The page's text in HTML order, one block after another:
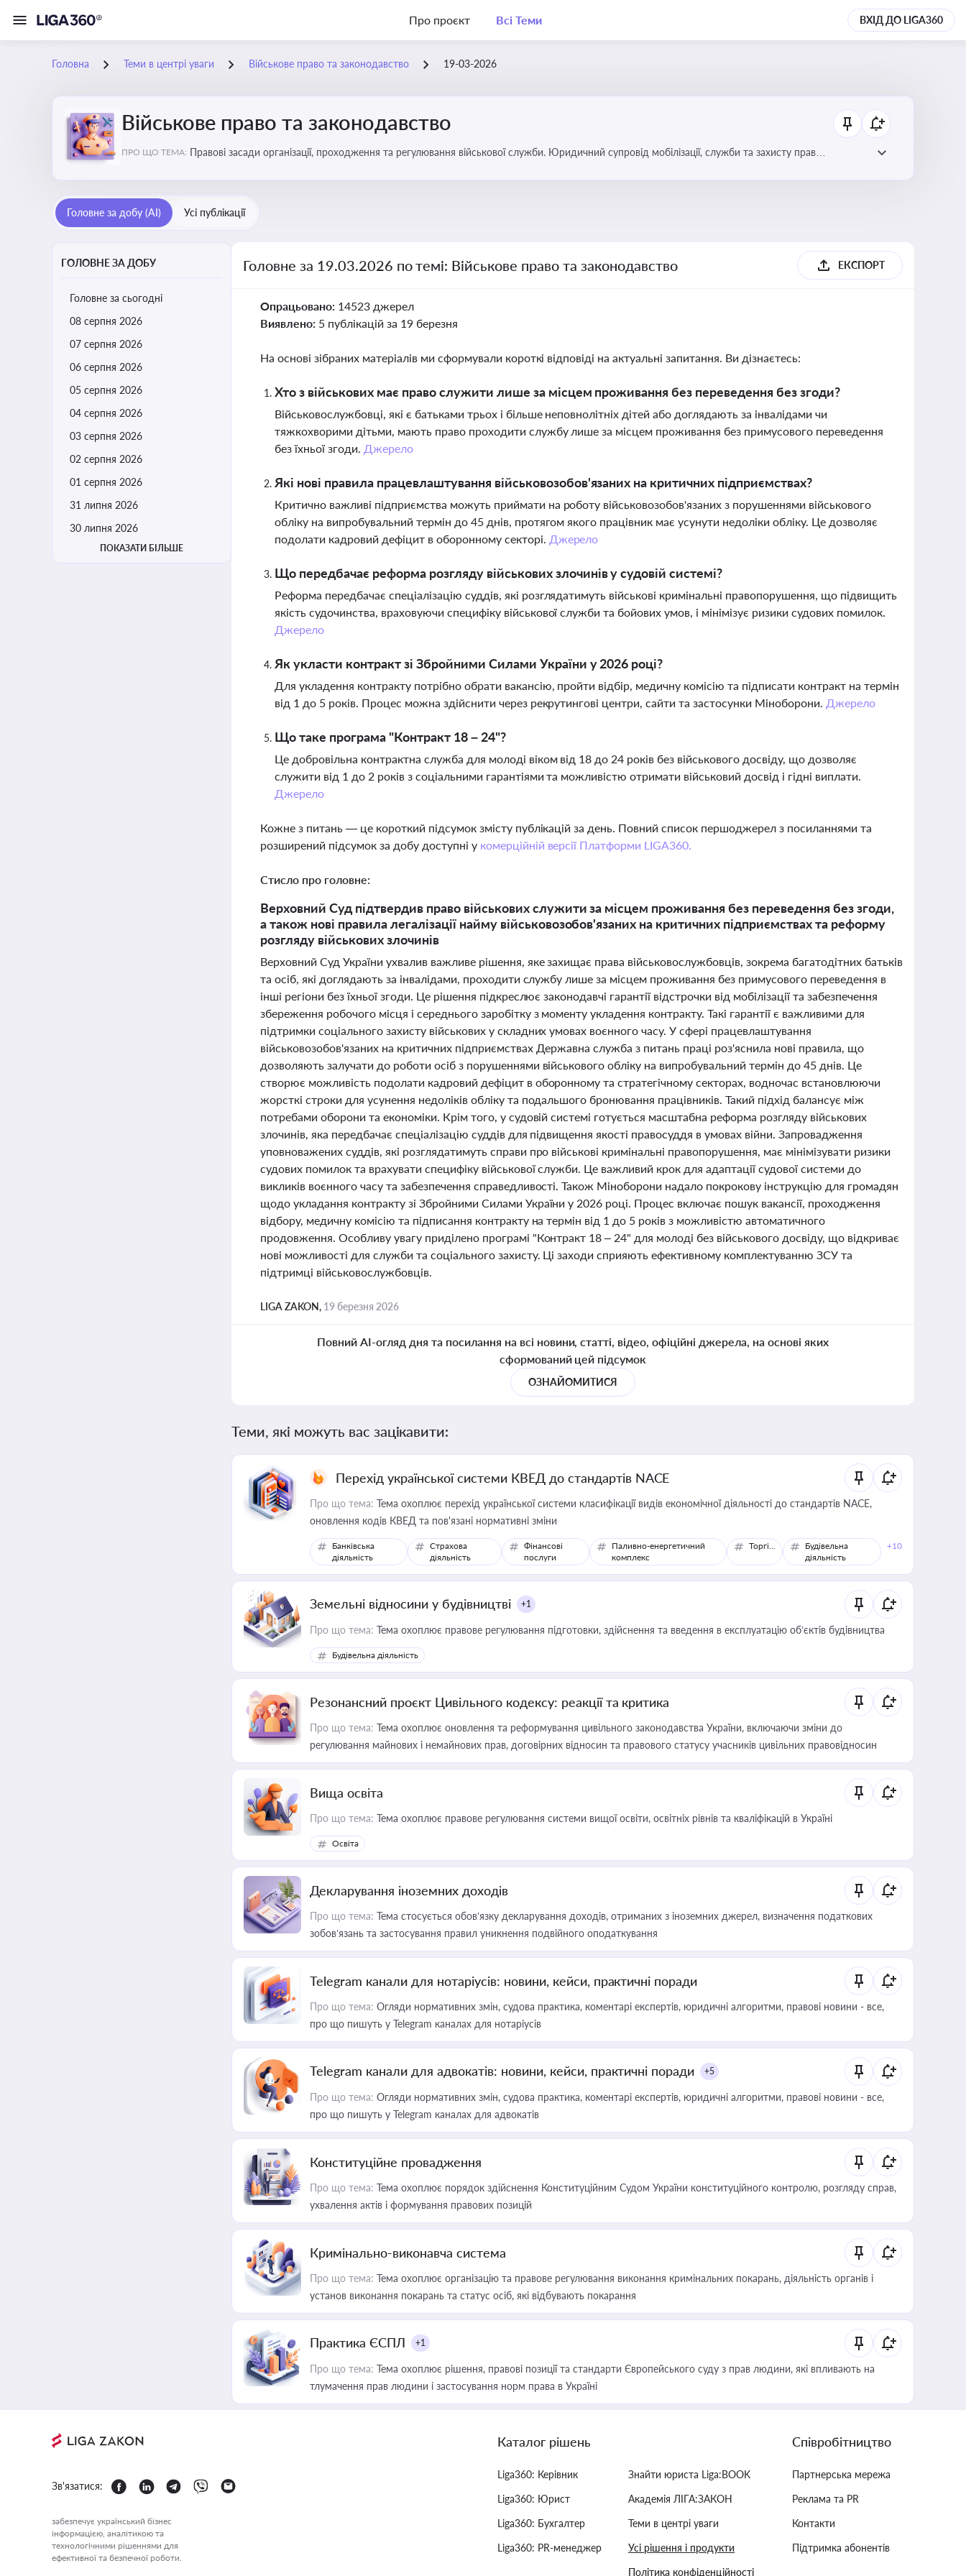
Про проєкт Всі Теми ВХІД ДО LIGA360
Головна Теми в центрі уваги Військове право та законодавство 19-03-2026
Військове право та законодавство
ПРО ЩО ТЕМА: Правові засади організації, проходження та регулювання військової служби. Юридичний супровід мобілізації, служби та захисту прав
Головне за добу (AI) Усі публікації
ГОЛОВНЕ ЗА ДОБУ
Головне за сьогодні
08 серпня 2026
07 серпня 2026
06 серпня 2026
05 серпня 2026
04 серпня 2026
03 серпня 2026
02 серпня 2026
01 серпня 2026
31 липня 2026
30 липня 2026
ПОКАЗАТИ БІЛЬШЕ
Головне за 19.03.2026 по темі: Військове право та законодавство ЕКСПОРТ
Опрацьовано: 14523 джерел
Виявлено: 5 публікацій за 19 березня
На основі зібраних матеріалів ми сформували короткі відповіді на актуальні запитання. Ви дізнаєтесь:
Хто з військових має право служити лише за місцем проживання без переведення без згоди?
Військовослужбовці, які є батьками трьох і більше неповнолітніх дітей або доглядають за інвалідами чи
тяжкохворими дітьми, мають право проходити службу лише за місцем проживання без примусового переведення
без їхньої згоди. Джерело
Які нові правила працевлаштування військовозобов'язаних на критичних підприємствах?
Критично важливі підприємства можуть приймати на роботу військовозобов'язаних з порушеннями військового
обліку на випробувальний термін до 45 днів, протягом якого працівник має усунути недоліки обліку. Це дозволяє
подолати кадровий дефіцит в оборонному секторі. Джерело
Що передбачає реформа розгляду військових злочинів у судовій системі?
Реформа передбачає спеціалізацію суддів, які розглядатимуть військові кримінальні правопорушення, що підвищить
якість судочинства, враховуючи специфіку військової служби та бойових умов, і мінімізує ризики судових помилок.
Джерело
Як укласти контракт зі Збройними Силами України у 2026 році?
Для укладення контракту потрібно обрати вакансію, пройти відбір, медичну комісію та підписати контракт на термін
від 1 до 5 років. Процес можна здійснити через рекрутингові центри, сайти та застосунки Міноборони. Джерело
Що таке програма "Контракт 18 – 24"?
Це добровільна контрактна служба для молоді віком від 18 до 24 років без військового досвіду, що дозволяє
служити від 1 до 2 років з соціальними гарантіями та можливістю отримати військовий досвід і гідні виплати.
Джерело
Кожне з питань — це короткий підсумок змісту публікацій за день. Повний список першоджерел з посиланнями та
розширений підсумок за добу доступні у комерційній версії Платформи LIGA360.
Стисло про головне:
Верховний Суд підтвердив право військових служити за місцем проживання без переведення без згоди,
а також нові правила легалізації найму військовозобов'язаних на критичних підприємствах та реформу
розгляду військових злочинів
Верховний Суд України ухвалив важливе рішення, яке захищає права військовослужбовців, зокрема багатодітних батьків
та осіб, які доглядають за інвалідами, проходити службу лише за місцем проживання без примусового переведення в
інші регіони без їхньої згоди. Це рішення підкреслює законодавчі гарантії відстрочки від мобілізації та забезпечення
збереження робочого місця і середнього заробітку з моменту укладення контракту. Такі гарантії є важливими для
підтримки соціального захисту військових у складних умовах воєнного часу. У сфері працевлаштування
військовозобов'язаних на критичних підприємствах Державна служба з питань праці роз'яснила нові правила, що
дозволяють залучати до роботи осіб з порушеннями військового обліку на випробувальний термін до 45 днів. Це
створює можливість подолати кадровий дефіцит в оборонному та стратегічному секторах, водночас встановлюючи
жорсткі строки для усунення недоліків обліку та подальшого бронювання працівників. Такий підхід балансує між
потребами оборони та економіки. Крім того, у судовій системі готується масштабна реформа розгляду військових
злочинів, яка передбачає спеціалізацію суддів для підвищення якості правосуддя в умовах війни. Запровадження
уповноважених суддів, які розглядатимуть справи про військові кримінальні правопорушення, має мінімізувати ризики
судових помилок та врахувати специфіку військової служби. Це важливий крок для адаптації судової системи до
викликів воєнного часу та забезпечення справедливості. Також Міноборони надало покрокову інструкцію для громадян
щодо укладання контракту зі Збройними Силами України у 2026 році. Процес включає пошук вакансії, проходження
відбору, медичну комісію та підписання контракту на термін від 1 до 5 років з можливістю автоматичного
продовження. Особливу увагу приділено програмі "Контракт 18 – 24" для молоді без військового досвіду, що відкриває
нові можливості для служби та соціального захисту. Ці заходи сприяють ефективному комплектуванню ЗСУ та
підтримці військовослужбовців.
LIGA ZAKON, 19 березня 2026
Повний AI-огляд дня та посилання на всі новини, статті, відео, офіційні джерела, на основі яких
сформований цей підсумок
ОЗНАЙОМИТИСЯ
Теми, які можуть вас зацікавити:
Перехід української системи КВЕД до стандартів NACE
Про що тема: Тема охоплює перехід української системи класифікації видів економічної діяльності до стандартів NACE,
оновлення кодів КВЕД та пов'язані нормативні зміни
Банківська
діяльність
Страхова
діяльність
Фінансові
послуги
Паливно-енергетичний
комплекс
Торгівля
Будівельна
діяльність
+10
Земельні відносини у будівництві +1
Про що тема: Тема охоплює правове регулювання підготовки, здійснення та введення в експлуатацію об’єктів будівництва
Будівельна діяльність
Резонансний проєкт Цивільного кодексу: реакції та критика
Про що тема: Тема охоплює оновлення та реформування цивільного законодавства України, включаючи зміни до
регулювання майнових і немайнових прав, договірних відносин та правового статусу учасників цивільних правовідносин
Вища освіта
Про що тема: Тема охоплює правове регулювання системи вищої освіти, освітніх рівнів та кваліфікацій в Україні
Освіта
Декларування іноземних доходів
Про що тема: Тема стосується обов’язку декларування доходів, отриманих з іноземних джерел, визначення податкових
зобов’язань та застосування правил уникнення подвійного оподаткування
Telegram канали для нотаріусів: новини, кейси, практичні поради
Про що тема: Огляди нормативних змін, судова практика, коментарі експертів, юридичні алгоритми, правові новини - все,
про що пишуть у Telegram каналах для нотаріусів
Telegram канали для адвокатів: новини, кейси, практичні поради +5
Про що тема: Огляди нормативних змін, судова практика, коментарі експертів, юридичні алгоритми, правові новини - все,
про що пишуть у Telegram каналах для адвокатів
Конституційне провадження
Про що тема: Тема охоплює порядок здійснення Конституційним Судом України конституційного контролю, розгляду справ,
ухвалення актів і формування правових позицій
Кримінально-виконавча система
Про що тема: Тема охоплює організацію та правове регулювання виконання кримінальних покарань, діяльність органів і
установ виконання покарань та статус осіб, які відбувають покарання
Практика ЄСПЛ +1
Про що тема: Тема охоплює рішення, правові позиції та стандарти Європейського суду з прав людини, які впливають на
тлумачення прав людини і застосування норм права в Україні
Зв'язатися:
забезпечує український бізнес
інформацією, аналітикою та
технологічними рішеннями для
ефективної та безпечної роботи.
Каталог рішень
Liga360: Керівник
Liga360: Юрист
Liga360: Бухгалтер
Liga360: PR-менеджер
Знайти юриста Liga:BOOK
Академія ЛІГА:ЗАКОН
Теми в центрі уваги
Усі рішення і продукти
Політика конфіденційності
Співробітництво
Партнерська мережа
Реклама та PR
Контакти
Підтримка абонентів